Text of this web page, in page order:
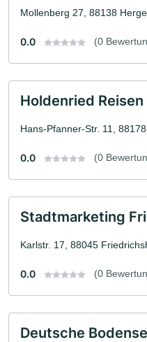
Mollenberg 27, 88138
0.0 (0
Holdenried Reisen
Hans-Pfanner-Str. 11,
0.0 (0
Stadtmarketing
Karlstr. 17, 88045
0.0 (0
Deutsche